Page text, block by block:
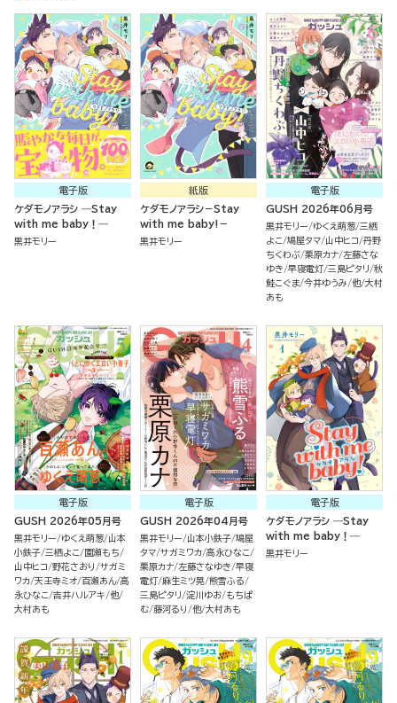
電子版
ケダモノアラシ ―Stay
with me baby！―
黒井モリー
紙版
ケダモノアラシ－Stay
with me baby!－
黒井モリー
電子版
GUSH 2026年06月号
黒井モリー ゆくえ萌葱 三栖
よこ 鳩屋タマ 山中ヒコ 丹野
ちくわぶ 栗原カナ 左藤さな
ゆき 早寝電灯 三島ピタリ 秋
鮭こぐま 今井ゆうみ 他 大村
あも
電子版
GUSH 2026年05月号
黒井モリー ゆくえ萌葱 山本
小鉄子 三栖よこ
園瀬もち
山中ヒコ 野花さおり
サガミ
ワカ 天王寺ミオ 百瀬あん 高
永ひなこ 吉井ハルアキ 他
大村あも
電子版
GUSH 2026年04月号
黒井モリー 山本小鉄子 鳩屋
タマ サガミワカ 高永ひなこ
栗原カナ 左藤さなゆき 早寝
電灯 麻生ミツ晃 熊雪ふる
三島ピタリ 淀川ゆお もちぱ
む 藤河るり 他 大村あも
電子版
ケダモノアラシ ―Stay
with me baby！―
黒井モリー